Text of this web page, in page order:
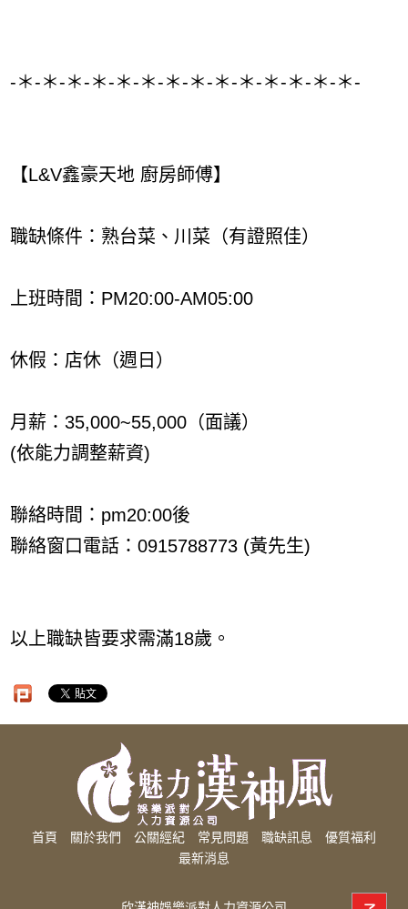
-＊-＊-＊-＊-＊-＊-＊-＊-＊-＊-＊-＊-＊-＊-
【L&V鑫豪天地 廚房師傅】
職缺條件：熟台菜、川菜（有證照佳）
上班時間：PM20:00-AM05:00
休假：店休（週日）
月薪：35,000~55,000（面議）
(依能力調整薪資)
聯絡時間：pm20:00後
聯絡窗口電話：0915788773 (黃先生)
以上職缺皆要求需滿18歲。
首頁 關於我們 公關經紀 常見問題 職缺訊息
優質福利
最新消息